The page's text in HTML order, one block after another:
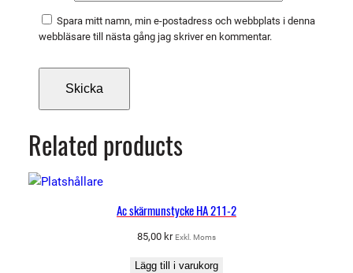
Spara mitt namn, min e-postadress och webbplats i denna
webbläsare till nästa gång jag skriver en kommentar.
Related products
Ac skärmunstycke HA 211-2
85,00 kr Exkl. Moms
Lägg till i varukorg